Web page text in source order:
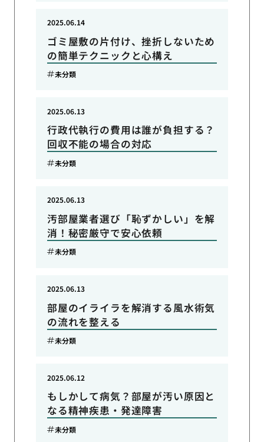
ゴミ屋敷の片付け、挫折しないため
の簡単テクニックと心構え
2025.06.14
未分類
行政代執行の費用は誰が負担する？
回収不能の場合の対応
2025.06.13
未分類
汚部屋業者選び「恥ずかしい」を解
消！秘密厳守で安心依頼
2025.06.13
未分類
部屋のイライラを解消する風水術気
の流れを整える
2025.06.13
未分類
もしかして病気？部屋が汚い原因と
なる精神疾患・発達障害
2025.06.12
未分類